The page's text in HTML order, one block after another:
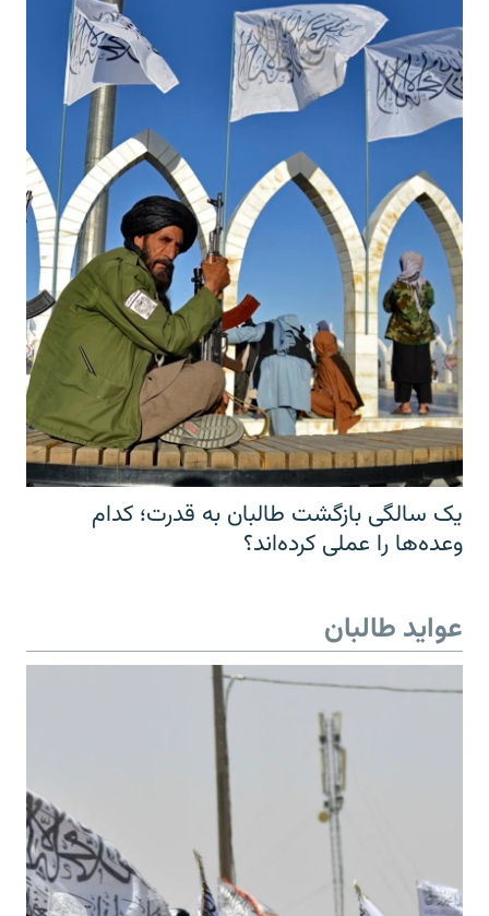
یک سالگی بازگشت طالبان به قدرت؛ کدام
وعده‌ها را عملی کرده‌اند؟
عواید طالبان